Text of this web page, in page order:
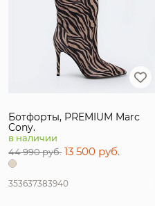
Ботфорты, PREMIUM Marc
Cony.
в наличии
44 990 руб. 13 500 руб.
353637383940